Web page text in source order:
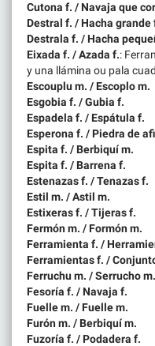
Cutona f. / Navaja que
Destral f. / Hacha grande
Destrala f. / Hacha
Eixada f. / Azada f.:
y una llámina ou pala
Escouplu m. / Escoplo m.
Esgobia f. / Gubia f.
Espadela f. / Espátula f.
Esperona f. / Piedra de
Espita f. / Berbiquí m.
Espita f. / Barrena f.
Estenazas f. / Tenazas f.
Estil m. / Astil m.
Estixeras f. / Tijeras f.
Fermón m. / Formón m.
Ferramienta f. /
Ferramientas f. /
Ferruchu m. / Serrucho m.
Fesoría f. / Navaja f.
Fuelle m. / Fuelle m.
Furón m. / Berbiquí m.
Fuzoría f. / Podadera f.